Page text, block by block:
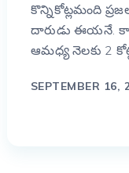
కొన్నికోట్లమంది
దారుడు ఈయనే.
ఆమధ్య నెలకు 2
SEPTEMBER 16,